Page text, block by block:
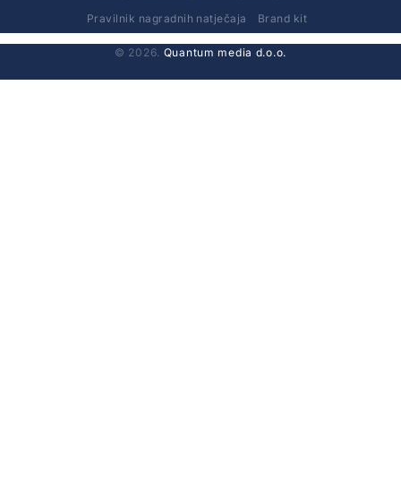
Pravilnik nagradnih natječaja Brand kit
© 2026. Quantum media d.o.o.